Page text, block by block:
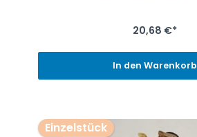
20,68 €*
In den Warenkorb
Einzelstück